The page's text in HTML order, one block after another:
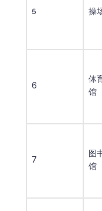
5 操
6
体
馆
7
图
馆